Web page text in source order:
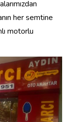
her semtine
motorlu